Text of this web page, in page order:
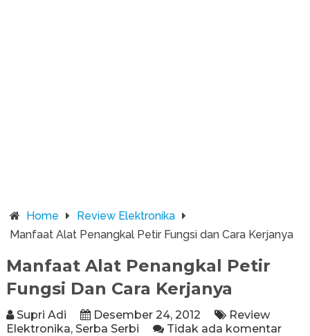
Home
Review Elektronika
Manfaat Alat Penangkal Petir Fungsi dan Cara Kerjanya
Manfaat Alat Penangkal Petir
Fungsi Dan Cara Kerjanya
Supri Adi Desember 24, 2012
Review
Elektronika, Serba Serbi Tidak ada komentar